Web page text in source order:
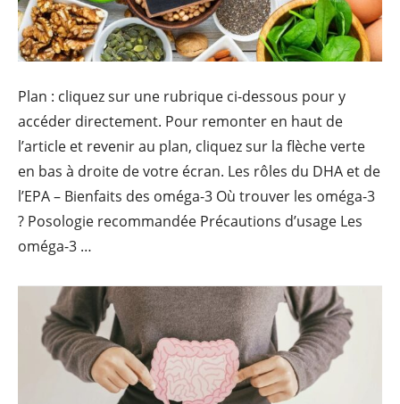
Plan : cliquez sur une rubrique ci-dessous pour y
accéder directement. Pour remonter en haut de
l’article et revenir au plan, cliquez sur la flèche verte
en bas à droite de votre écran. Les rôles du DHA et de
l’EPA – Bienfaits des oméga-3 Où trouver les oméga-3
? Posologie recommandée Précautions d’usage Les
oméga-3 …